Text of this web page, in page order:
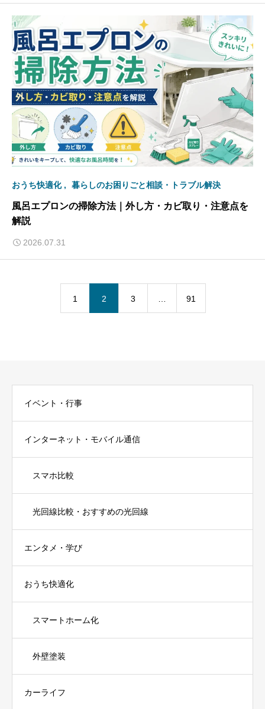
おうち快適化 暮らしのお困りごと相談・トラブル解決
風呂エプロンの掃除方法｜外し方・カビ取り・注意点を
解説
2026.07.31
1 2 3 91
イベント・行事
インターネット・モバイル通信
スマホ比較
光回線比較・おすすめの光回線
エンタメ・学び
おうち快適化
スマートホーム化
外壁塗装
カーライフ